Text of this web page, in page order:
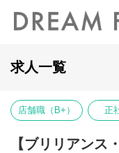
求人一覧
店舗職（B+） 正
【ブリリアンス